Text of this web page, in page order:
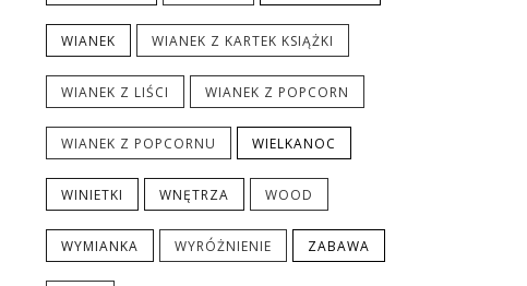
WIANEK WIANEK Z KARTEK KSIĄŻKI
WIANEK Z LIŚCI WIANEK Z POPCORN
WIANEK Z POPCORNU WIELKANOC
WINIETKI WNĘTRZA WOOD
WYMIANKA WYRÓŻNIENIE ZABAWA